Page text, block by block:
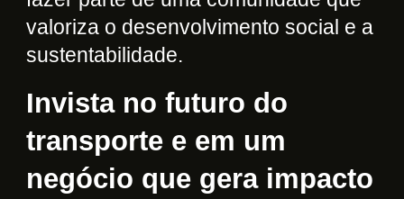
valoriza o desenvolvimento social e a
sustentabilidade.
Invista no futuro do
transporte e em um
negócio que gera impacto